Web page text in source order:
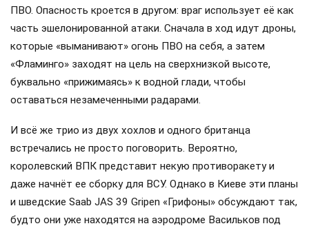
ПВО. Опасность кроется в другом: враг использует её как
часть эшелонированной атаки. Сначала в ход идут дроны,
которые «выманивают» огонь ПВО на себя, а затем
«Фламинго» заходят на цель на сверхнизкой высоте,
буквально «прижимаясь» к водной глади, чтобы
оставаться незамеченными радарами.
И всё же трио из двух хохлов и одного британца
встречались не просто поговорить. Вероятно,
королевский ВПК представит некую противоракету и
даже начнёт ее сборку для ВСУ. Однако в Киеве эти планы
и шведские Saab JAS 39 Gripen «Грифоны» обсуждают так,
будто они уже находятся на аэродроме Васильков под